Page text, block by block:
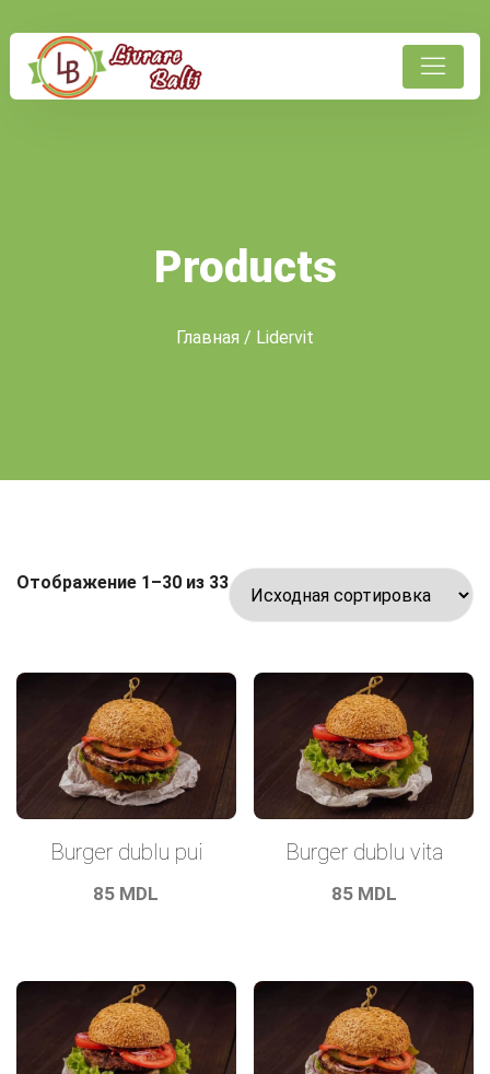
Products
Главная / Lidervit
Отображение 1–30 из 33
Burger dublu pui
85 MDL
Burger dublu vita
85 MDL